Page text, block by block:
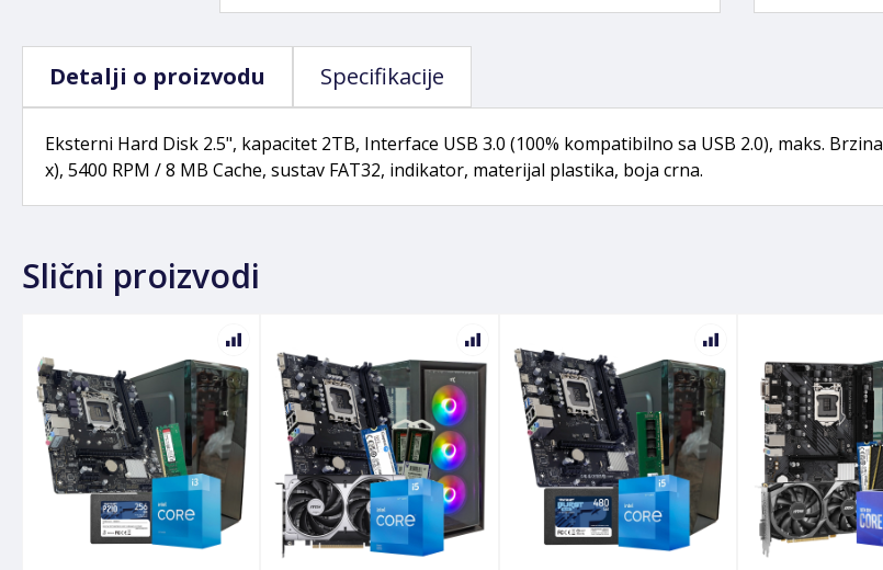
Detalji o proizvodu Specifikacije
Eksterni Hard Disk 2.5", kapacitet 2TB, Interface USB 3.0 (100% kompatibilno sa USB 2.0), maks.
x), 5400 RPM / 8 MB Cache, sustav FAT32, indikator, materijal plastika, boja crna.
Slični proizvodi